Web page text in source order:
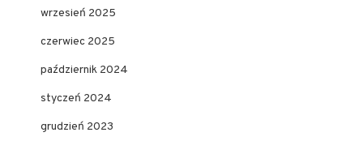
wrzesień 2025
czerwiec 2025
październik 2024
styczeń 2024
grudzień 2023